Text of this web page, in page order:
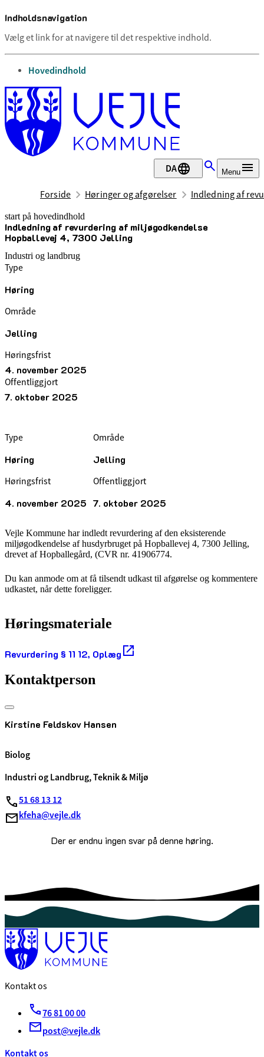
Indholdsnavigation
Vælg et link for at navigere til det respektive indhold.
gå til
Hovedindhold
DA Menu
Forside Høringer og afgørelser Indledning af
start på hovedindhold
Indledning af revurdering af miljøgodkendelse
Hopballevej 4, 7300 Jelling
senest opdateret 7. oktober 2025
Industri og landbrug
Type
Høring
Område
Jelling
Høringsfrist
4. november 2025
Offentliggjort
7. oktober 2025
Type
Høring
Område
Jelling
Høringsfrist
4. november 2025
Offentliggjort
7. oktober 2025
Vejle Kommune har indledt revurdering af den eksisterende
miljøgodkendelse af husdyrbruget på Hopballevej 4, 7300 Jelling,
drevet af Hopballegård, (CVR nr. 41906774.
Du kan anmode om at få tilsendt udkast til afgørelse og kommentere
udkastet, når dette foreligger.
Høringsmateriale
Revurdering § 11 12, Oplæg
Kontaktperson
Kirstine Feldskov Hansen
Biolog
Industri og Landbrug, Teknik & Miljø
51 68 13 12
kfeha@vejle.dk
Der er endnu ingen svar på denne høring.
Kontakt os
76 81 00 00
post@vejle.dk
Kontakt os